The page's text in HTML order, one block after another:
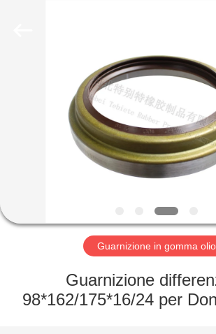
PRODOTTI
GIRO
FABBRICA
Guarnizione in gomma olio
Guarnizione
98*162/175*16/24 per